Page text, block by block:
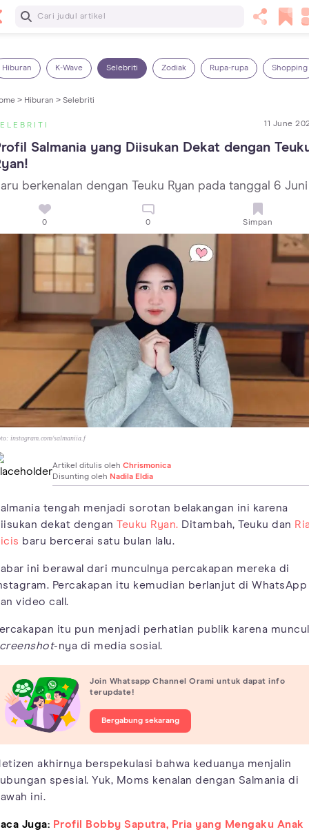
Baca Selanjutnya
Hiburan K-Wave Selebriti Zodiak Rupa-rupa Shopping
> Hiburan > Selebriti
11 June
Salmania yang Diisukan Dekat dengan
berkenalan dengan Teuku Ryan pada tanggal 6 Juni
0 0 Simpan
instagram.com/salmaniia.f
Artikel ditulis oleh Chrismonica
Disunting oleh Nadila Eldia
tengah menjadi sorotan belakangan ini karena
dekat dengan Teuku Ryan. Ditambah, Teuku dan
baru bercerai satu bulan lalu.
ini berawal dari munculnya percakapan mereka di
Percakapan itu kemudian berlanjut di WhatsApp
video call.
itu pun menjadi perhatian publik karena muncul
-nya di media sosial.
Join Whatsapp Channel Orami untuk dapat info
terupdate!
Bergabung sekarang
akhirnya berspekulasi bahwa keduanya menjalin
spesial. Yuk, Moms kenalan dengan Salmania di
ini.
Juga: Profil Bobby Saputra, Pria yang Mengaku Anak